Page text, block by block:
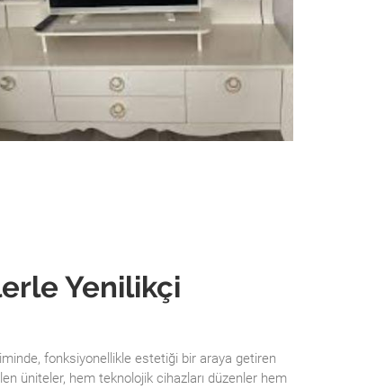
Yenilikçi
fonksiyonellikle estetiği bir araya getiren
üniteler, hem teknolojik cihazları düzenler hem